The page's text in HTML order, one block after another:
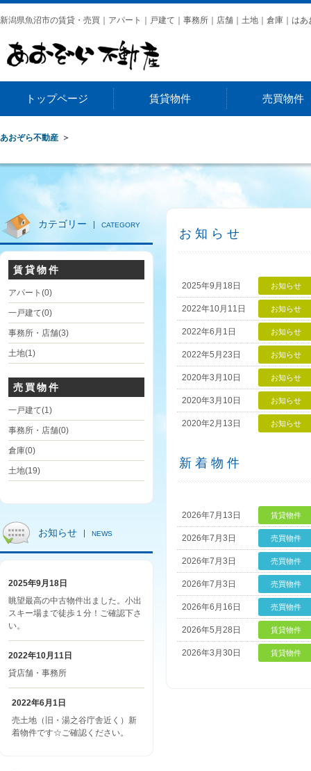
新潟県魚沼市の賃貸・売買｜アパート｜戸建て｜事務所｜店舗｜土地｜倉庫｜は
トップページ 賃貸物件 売買物件
あおぞら不動産
カテゴリー CATEGORY
賃貸物件
アパート (0)
一戸建て(0)
事務所・店舗(3)
土地(1)
売買物件
一戸建て(1)
事務所・店舗(0)
倉庫(0)
土地(19)
お知らせ NEWS
2025年9月18日
眺望最高の中古物件出ました。小出
スキー場まで徒歩１分！ご確認下さ
い。
2022年10月11日
貸店舗・事務所
2022年6月1日
売土地（旧・湯之谷庁舎近く）新
着物件です☆ご確認ください。
お知らせ
2025年9月18日 お知らせ
2022年10月11日 お知らせ
2022年6月1日 お知らせ
2022年5月23日 お知らせ
2020年3月10日 お知らせ
2020年3月10日 お知らせ
2020年2月13日 お知らせ
新着物件
2026年7月13日 賃貸物件
2026年7月3日 売買物件
2026年7月3日 売買物件
2026年7月3日 売買物件
2026年6月16日 売買物件
2026年5月28日 賃貸物件
2026年3月30日 賃貸物件